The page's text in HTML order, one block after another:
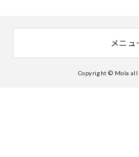
メニュ
Copyright © Mola all